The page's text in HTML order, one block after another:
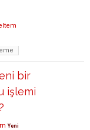
bir
işlemi
Yeni